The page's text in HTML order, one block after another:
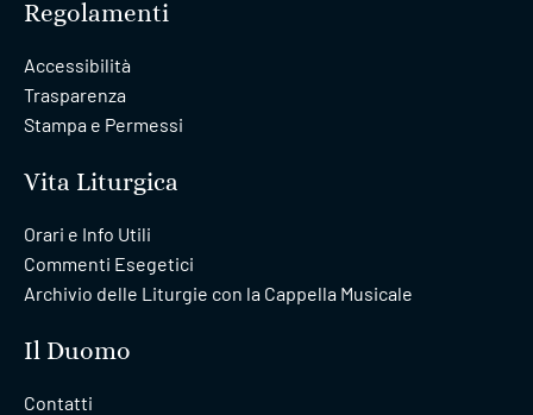
Regolamenti
Accessibilità
Trasparenza
Stampa e Permessi
Vita Liturgica
Orari e Info Utili
Commenti Esegetici
Archivio delle Liturgie con la Cappella Musicale
Il Duomo
Contatti